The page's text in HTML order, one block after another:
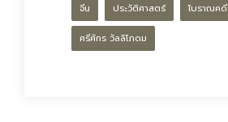
จีน ประวัติศาสตร์ โบราณคดี
ศรีศักร วัลลิโภดม